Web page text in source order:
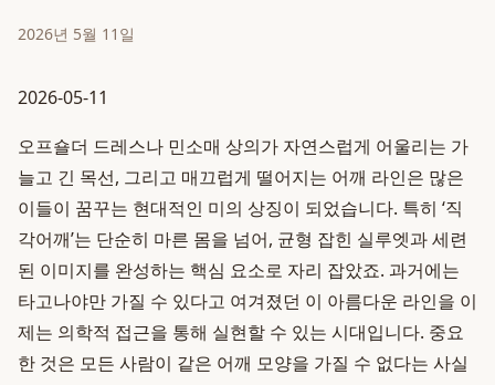
2026년 5월 11일
2026-05-11
오프숄더 드레스나 민소매 상의가 자연스럽게 어울리는 가
늘고 긴 목선, 그리고 매끄럽게 떨어지는 어깨 라인은 많은
이들이 꿈꾸는 현대적인 미의 상징이 되었습니다. 특히 ‘직
각어깨’는 단순히 마른 몸을 넘어, 균형 잡힌 실루엣과 세련
된 이미지를 완성하는 핵심 요소로 자리 잡았죠. 과거에는
타고나야만 가질 수 있다고 여겨졌던 이 아름다운 라인을 이
제는 의학적 접근을 통해 실현할 수 있는 시대입니다. 중요
한 것은 모든 사람이 같은 어깨 모양을 가질 수 없다는 사실